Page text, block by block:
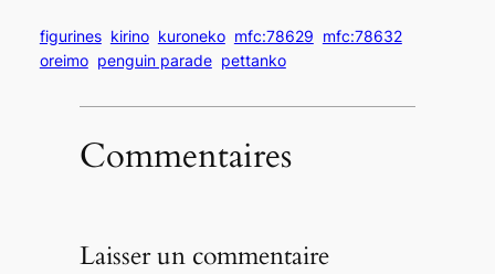
figurines kirino kuroneko mfc:78629 mfc:78632
oreimo penguin parade pettanko
Commentaires
Laisser un commentaire